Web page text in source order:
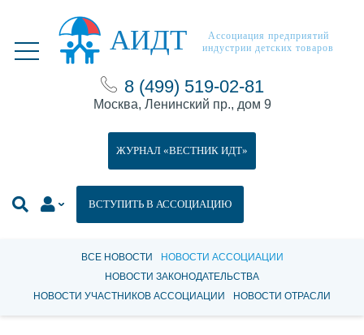
АИДТ
Ассоциация предприятий
индустрии детских товаров
8 (499) 519-02-81
Москва, Ленинский пр., дом 9
ВСТУПИТЬ В АССОЦИАЦИЮ
ЖУРНАЛ «ВЕСТНИК ИДТ»
ВСЕ НОВОСТИ
НОВОСТИ АССОЦИАЦИИ
НОВОСТИ ЗАКОНОДАТЕЛЬСТВА
НОВОСТИ УЧАСТНИКОВ АССОЦИАЦИИ
НОВОСТИ ОТРАСЛИ